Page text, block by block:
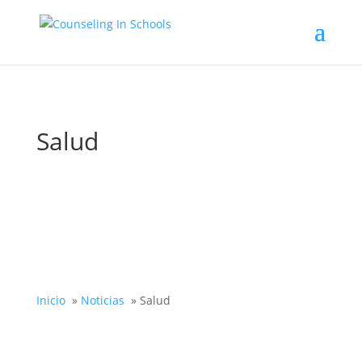
Salud
Inicio» Noticias » Salud